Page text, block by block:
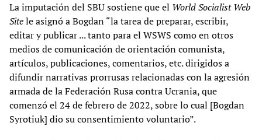
La imputación del SBU sostiene que el World Socialist Web
Sitele asignó a Bogdan “la tarea de preparar, escribir,
editar y publicar ... tanto para el WSWS como en otros
medios de comunicación de orientación comunista,
artículos, publicaciones, comentarios, etc. dirigidos a
difundir narrativas prorrusas relacionadas con la agresión
armada de la Federación Rusa contra Ucrania, que
comenzó el 24 de febrero de 2022, sobre lo cual [Bogdan
Syrotiuk] dio su consentimiento voluntario”.